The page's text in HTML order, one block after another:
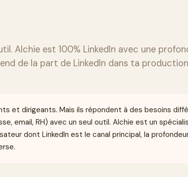
Alchie est 100% LinkedIn avec une
de la part de LinkedIn dans ta
et dirigeants. Mais ils répondent à des besoins
email, RH) avec un seul outil. Alchie est un
dont LinkedIn est le canal principal, la